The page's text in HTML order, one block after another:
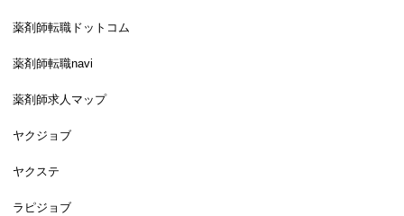
薬剤師転職ドットコム
薬剤師転職navi
薬剤師求人マップ
ヤクジョブ
ヤクステ
ラピジョブ